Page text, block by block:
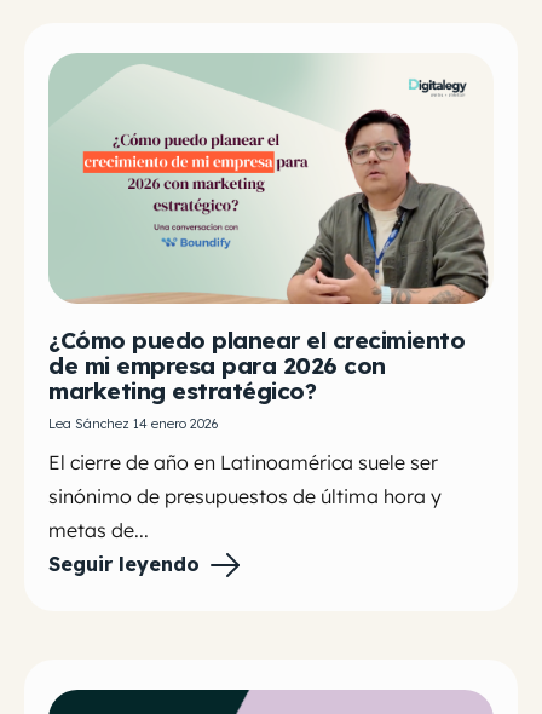
¿Cómo puedo planear el crecimiento
de mi empresa para 2026 con
marketing estratégico?
Lea Sánchez 14 enero 2026
El cierre de año en Latinoamérica suele ser
sinónimo de presupuestos de última hora y
metas de...
Seguir leyendo